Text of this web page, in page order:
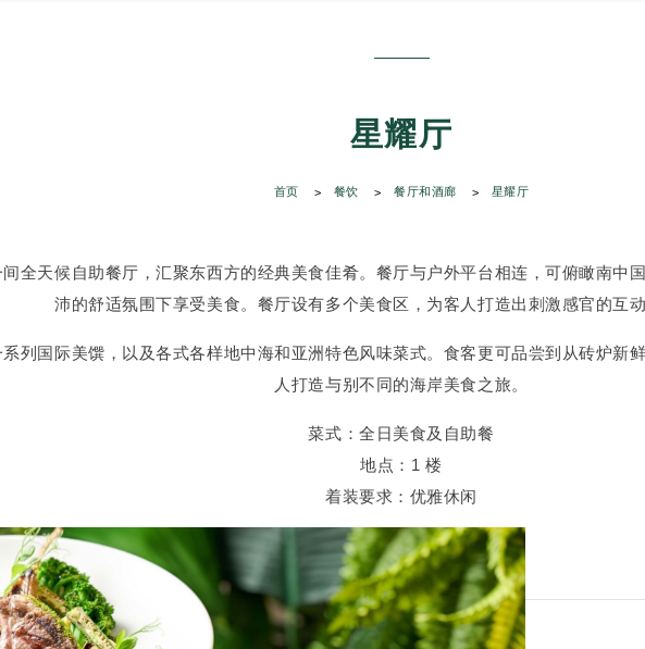
星耀厅
首页 餐饮 餐厅和酒廊 星耀厅
全天候自助餐厅，汇聚东西方的经典美食佳肴。餐厅与户外平台相连，可俯瞰南中
沛的舒适氛围下享受美食。餐厅设有多个美食区，为客人打造出刺激感官的互
列国际美馔，以及各式各样地中海和亚洲特色风味菜式。食客更可品尝到从砖炉新
人打造与别不同的海岸美食之旅。
菜式：全日美食及自助餐
地点：1 楼
着装要求：优雅休闲